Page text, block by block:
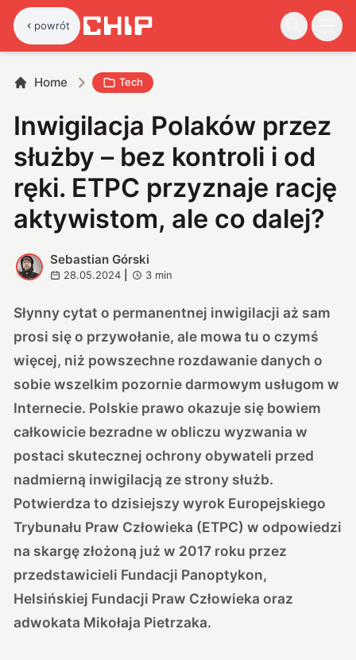
powrót
Home Tech
Inwigilacja Polaków przez
służby – bez kontroli i od
ręki. ETPC przyznaje rację
aktywistom, ale co dalej?
S
Sebastian Górski
28.05.2024 3 min
Słynny cytat o permanentnej inwigilacji aż sam
prosi się o przywołanie, ale mowa tu o czymś
więcej, niż powszechne rozdawanie danych o
sobie wszelkim pozornie darmowym usługom w
Internecie. Polskie prawo okazuje się bowiem
całkowicie bezradne w obliczu wyzwania w
postaci skutecznej ochrony obywateli przed
nadmierną inwigilacją ze strony służb.
Potwierdza to dzisiejszy wyrok Europejskiego
Trybunału Praw Człowieka (ETPC) w odpowiedzi
na skargę złożoną już w 2017 roku przez
przedstawicieli Fundacji Panoptykon,
Helsińskiej Fundacji Praw Człowieka oraz
adwokata Mikołaja Pietrzaka.